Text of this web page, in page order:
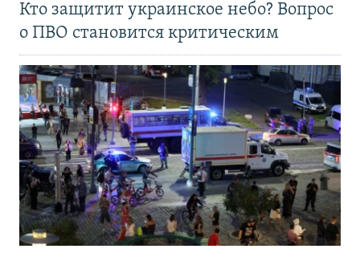
Кто защитит украинское небо? Вопрос
о ПВО становится критическим